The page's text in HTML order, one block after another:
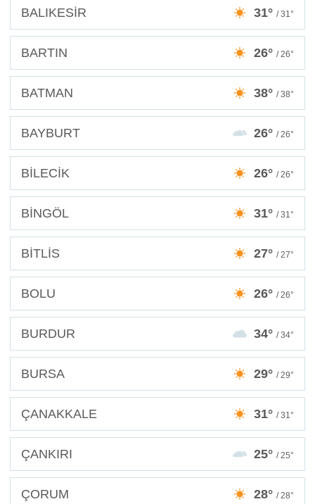
BALIKESİR 31° / 31°
BARTIN 26° / 26°
BATMAN 38° / 38°
BAYBURT 26° / 26°
BİLECİK 26° / 26°
BİNGÖL 31° / 31°
BİTLİS 27° / 27°
BOLU 26° / 26°
BURDUR 34° / 34°
BURSA 29° / 29°
ÇANAKKALE 31° / 31°
ÇANKIRI 25° / 25°
ÇORUM 28° / 28°